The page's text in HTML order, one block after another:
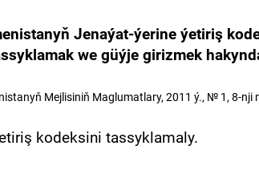
Jenaýat-ýerine ýetiriş
we güýje girizmek
Mejlisiniň Maglumatlary, 2011 ý., № 1, 8-nji
kodeksini tassyklamaly.